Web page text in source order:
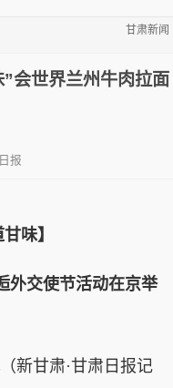
甘肃新闻
”会世界兰州牛肉拉面
报
味】
外交使节活动在京举
（新甘肃·甘肃日报记